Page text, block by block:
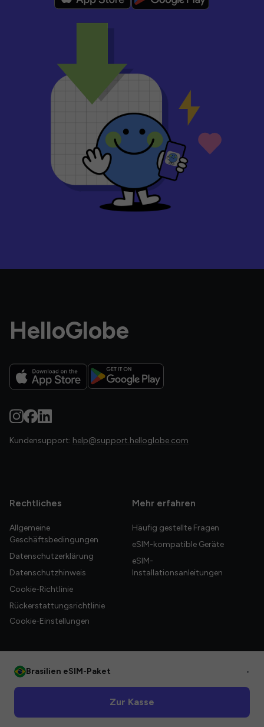
HelloGlobe
Kundensupport: help@support.helloglobe.com
Rechtliches
Allgemeine
Geschäftsbedingungen
Datenschutzerklärung
Datenschutzhinweis
Cookie-Richtlinie
Rückerstattungsrichtlinie
Cookie-Einstellungen
Mehr erfahren
Häufig gestellte Fragen
eSIM-kompatible Geräte
eSIM-
Installationsanleitungen
Brasilien eSIM-Paket •
Zur Kasse